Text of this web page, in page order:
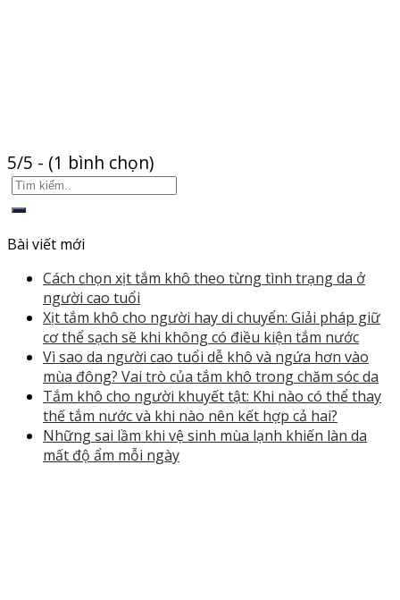
5/5 - (1 bình chọn)
Bài viết mới
Cách chọn xịt tắm khô theo từng tình trạng da ở
người cao tuổi
Xịt tắm khô cho người hay di chuyển: Giải pháp giữ
cơ thể sạch sẽ khi không có điều kiện tắm nước
Vì sao da người cao tuổi dễ khô và ngứa hơn vào
mùa đông? Vai trò của tắm khô trong chăm sóc da
Tắm khô cho người khuyết tật: Khi nào có thể thay
thế tắm nước và khi nào nên kết hợp cả hai?
Những sai lầm khi vệ sinh mùa lạnh khiến làn da
mất độ ẩm mỗi ngày